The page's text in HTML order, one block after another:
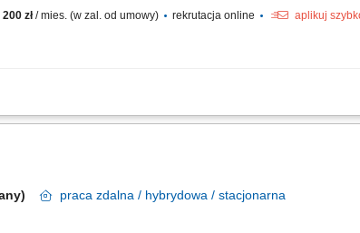
zł/ mies. (w zal. od umowy) rekrutacja online
aplikuj
kontaktu (metodami inbound oraz outbound) aż po finalizację
praca zdalna / hybrydowa / stacjonarna